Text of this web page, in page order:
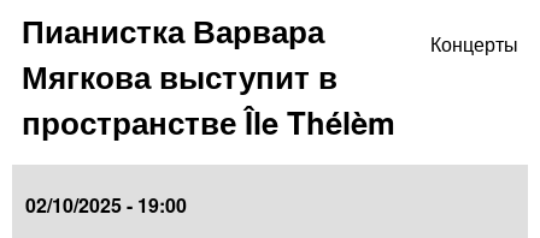
Пианистка Варвара
Мягкова выступит в
пространстве Île Thélèm
Концерты
02/10/2025 - 19:00